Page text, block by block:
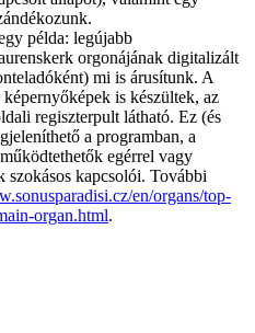
példa: legújabb
orgonájának digitalizált
mi is árusítunk. A
is készültek, az
regiszterpult látható. Ez (és
a programban, a
egérrel vagy
kapcsolói. További
en/organs/top-
organ.html.